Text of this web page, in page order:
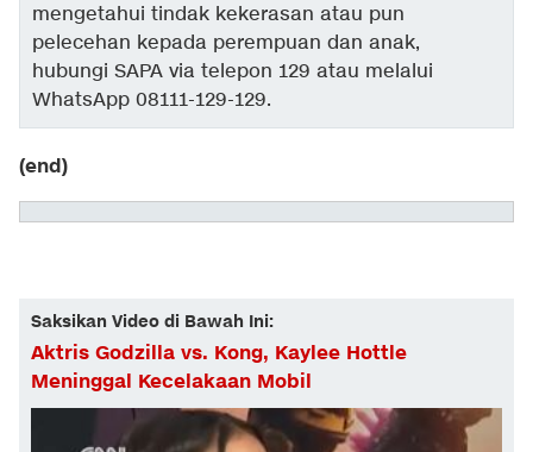
mengetahui tindak kekerasan atau pun
pelecehan kepada perempuan dan anak,
hubungi SAPA via telepon 129 atau melalui
WhatsApp 08111-129-129.
(end)
Saksikan Video di Bawah Ini:
Aktris Godzilla vs. Kong, Kaylee Hottle
Meninggal Kecelakaan Mobil